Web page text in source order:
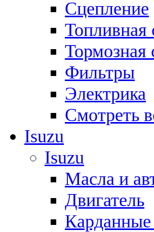
Сцепление
Топливная
Тормозная
Фильтры
Электрика
Смотреть
Isuzu
Isuzu
Масла и
Двигатель